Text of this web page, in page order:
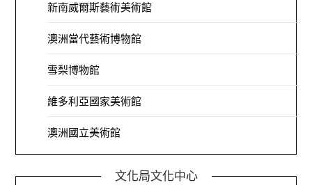
新南威爾斯藝術美術館
澳洲當代藝術博物館
雪梨博物館
維多利亞國家美術館
澳洲國立美術館
文化局文化中心